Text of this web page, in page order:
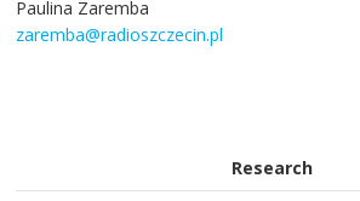
Paulina Zaremba
zaremba@radioszczecin.pl
Research